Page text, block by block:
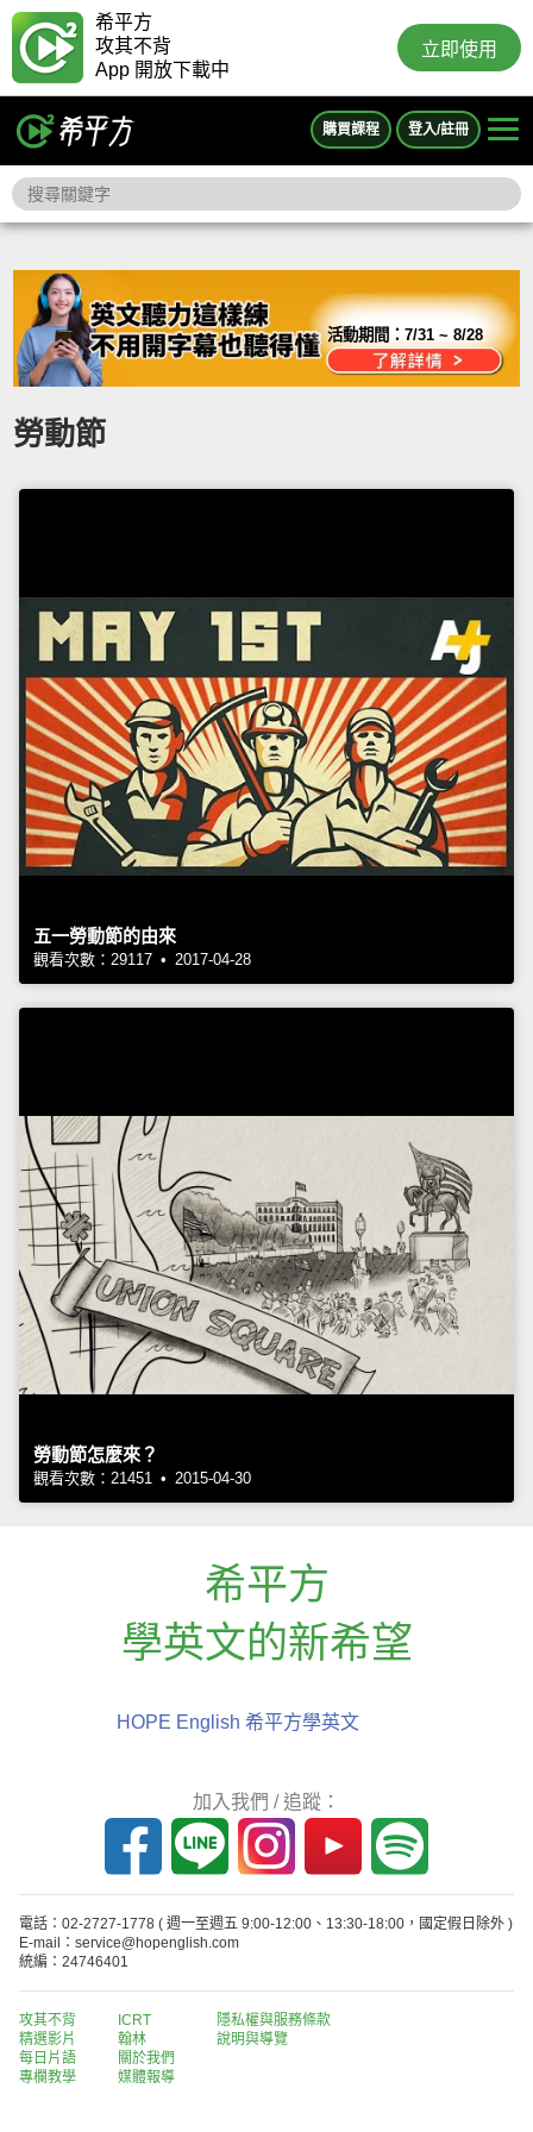
希平方
攻其不背
App 開放下載中
立即使用
購買課程 登入/註冊
活動期間：7/31 ~ 8/28
勞動節
五一勞動節的由來
觀看次數：29117 • 2017-04-28
勞動節怎麼來？
觀看次數：21451 • 2015-04-30
希平方
學英文的新希望
HOPE English 希平方學英文
加入我們 / 追蹤：
電話：02-2727-1778 ( 週一至週五 9:00-12:00、13:30-18:00，國定假日除外 )
E-mail：service@hopenglish.com
統編：24746401
攻其不背
精選影片
每日片語
專欄教學
ICRT
翰林
關於我們
媒體報導
隱私權與服務條款
說明與導覽